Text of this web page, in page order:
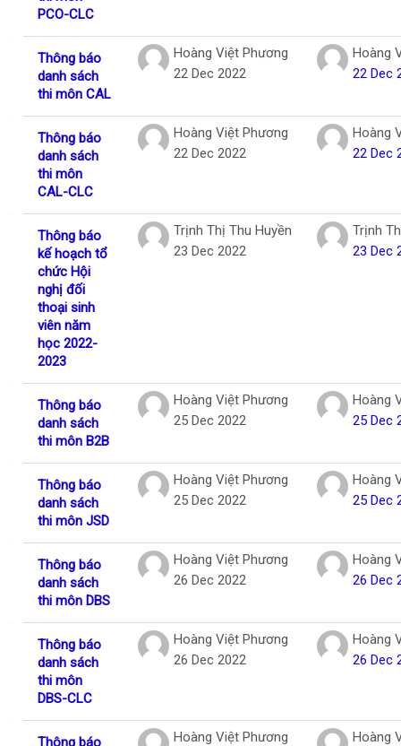
PCO-CLC
Thông báo
danh sách
thi môn CAL
Hoàng Việt Phương
22 Dec 2022
Hoàng
22 Dec
Thông báo
danh sách
thi môn
CAL-CLC
Hoàng Việt Phương
22 Dec 2022
Hoàng
22 Dec
Thông báo
kế hoạch tổ
chức Hội
nghị đối
thoại sinh
viên năm
học 2022-
2023
Trịnh Thị Thu Huyền
23 Dec 2022
Trịnh
23 Dec
Thông báo
danh sách
thi môn B2B
Hoàng Việt Phương
25 Dec 2022
Hoàng
25 Dec
Thông báo
danh sách
thi môn JSD
Hoàng Việt Phương
25 Dec 2022
Hoàng
25 Dec
Thông báo
danh sách
thi môn DBS
Hoàng Việt Phương
26 Dec 2022
Hoàng
26 Dec
Thông báo
danh sách
thi môn
DBS-CLC
Hoàng Việt Phương
26 Dec 2022
Hoàng
26 Dec
Thông báo Hoàng Việt Phương Hoàng